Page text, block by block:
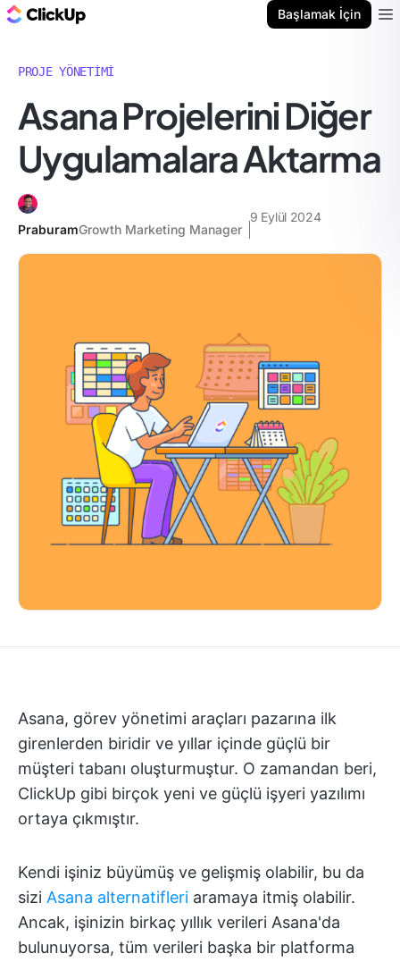
Başlamak İçin
PROJE YÖNETIMI
Asana Projelerini Diğer
Uygulamalara Aktarma
PraburamGrowth Marketing Manager
9 Eylül 2024
Asana, görev yönetimi araçları pazarına ilk
girenlerden biridir ve yıllar içinde güçlü bir
müşteri tabanı oluşturmuştur. O zamandan beri,
ClickUp gibi birçok yeni ve güçlü işyeri yazılımı
ortaya çıkmıştır.
Kendi işiniz büyümüş ve gelişmiş olabilir, bu da
sizi Asana alternatifleri aramaya itmiş olabilir.
Ancak, işinizin birkaç yıllık verileri Asana'da
bulunuyorsa, tüm verileri başka bir platforma